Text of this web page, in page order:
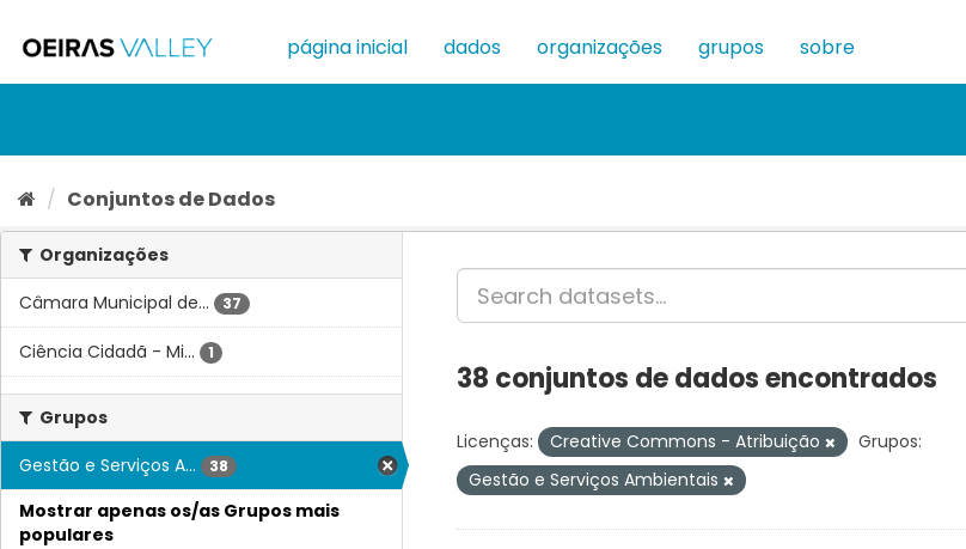
para
conteúdo
página inicial dados organizações grupos sobre
Conjuntos de Dados
Organizações
Câmara Municipal de...
37
Ciência Cidadã - Mi... 1
Grupos
Gestão e Serviços A...
38
Mostrar apenas os/as Grupos mais
populares
38 conjuntos de dados encontrados
Licenças: Creative Commons - Atribuição
Grupos:
Gestão e Serviços Ambientais